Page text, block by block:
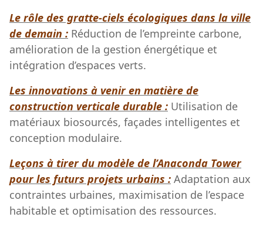
Le rôle des gratte-ciels écologiques dans la ville
de demain : Réduction de l’empreinte carbone,
amélioration de la gestion énergétique et
intégration d’espaces verts.
Les innovations à venir en matière de
construction verticale durable : Utilisation de
matériaux biosourcés, façades intelligentes et
conception modulaire.
Leçons à tirer du modèle de l’Anaconda Tower
pour les futurs projets urbains : Adaptation aux
contraintes urbaines, maximisation de l’espace
habitable et optimisation des ressources.